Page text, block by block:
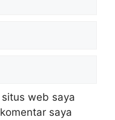
web saya
saya